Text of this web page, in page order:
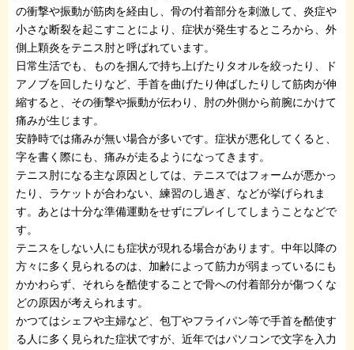
の衝撃や振動が筋肉を経由し、骨の付着部分を刺激して、炎症や
小さな断裂を起こすことにより、症状が発生するところから、外
側上顆炎をテニス肘と呼ばれています。
日常生活でも、ものを掴んで持ち上げたりタオルを絞ったり、ド
アノブを回したりなど、手首を曲げたり伸ばしたりして筋肉が伸
縮すると、その衝撃や振動が伝わり、肘の外側から前腕にかけて
痛みが生じます。
安静時では痛みが無い場合が多いです。症状が悪化してくると、
字を書く際にも、痛みが走るようになってきます。
テニス肘になる主な原因としては、テニスではフォームが悪かっ
たり、ラケットが合わない、練習のし過ぎ、などが挙げられま
す。あとは十分な準備運動をせずにプレイしてしまうことなどで
す。
テニスをしない人にも症状が現れる場合があります。中年以降の
方々に多く見られるのは、加齢によって筋力が弱まっているにも
かかわらず、それらを酷使することで骨への付着部分が傷つくな
どの原因が考えられます。
かつてはシェフや主婦など、包丁やフライパン等で手首を酷使す
る人に多く見られた症状ですが、近年ではパソコンで文字を入力